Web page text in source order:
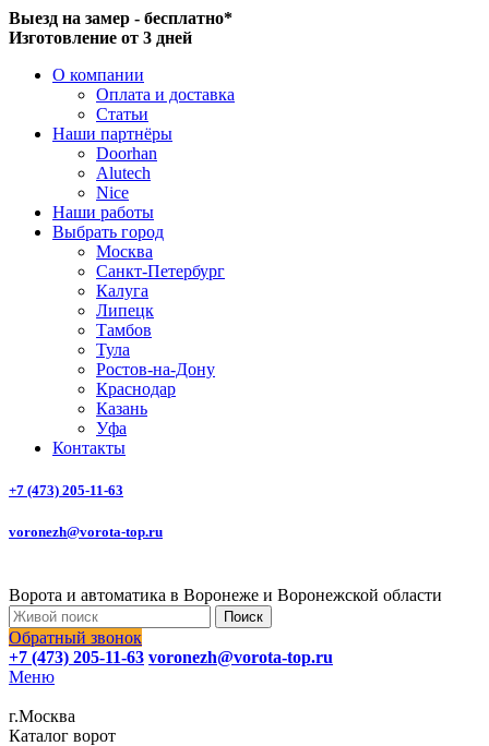
Выезд на замер - бесплатно*
Изготовление от 3 дней
О компании
Оплата и доставка
Статьи
Наши партнёры
Doorhan
Alutech
Nice
Наши работы
Выбрать город
Москва
Санкт-Петербург
Калуга
Липецк
Тамбов
Тула
Ростов-на-Дону
Краснодар
Казань
Уфа
Контакты
+7 (473) 205-11-63
voronezh@vorota-top.ru
Ворота и автоматика в Воронеже и Воронежской области
Поиск
Обратный звонок
+7 (473) 205-11-63 voronezh@vorota-top.ru
Меню
г.Москва
Каталог ворот